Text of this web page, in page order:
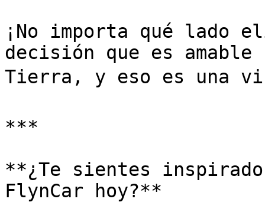
¡No importa qué lado
decisión que es amable
Tierra, y eso es una
***
**¿Te sientes
FlynCar hoy?**